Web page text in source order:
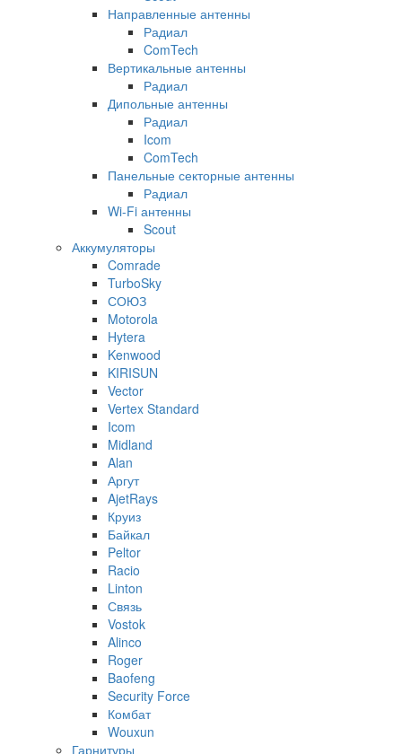
Направленные антенны
Радиал
ComTech
Вертикальные антенны
Радиал
Дипольные антенны
Радиал
Icom
ComTech
Панельные секторные антенны
Радиал
Wi-Fi антенны
Scout
Аккумуляторы
Comrade
TurboSky
СОЮЗ
Motorola
Hytera
Kenwood
KIRISUN
Vector
Vertex Standard
Icom
Midland
Alan
Аргут
AjetRays
Круиз
Байкал
Peltor
Racio
Linton
Связь
Vostok
Alinco
Roger
Baofeng
Security Force
Комбат
Wouxun
Гарнитуры